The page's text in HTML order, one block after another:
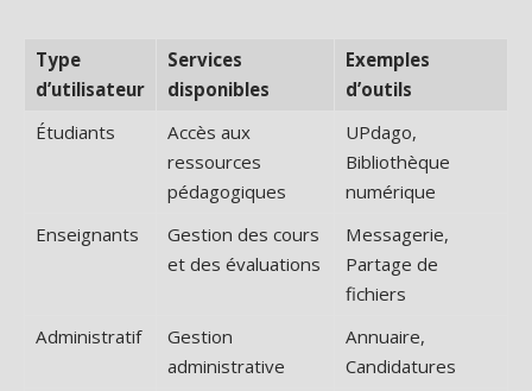
Type
d’utilisateur
Services
disponibles
Exemples
d’outils
Étudiants
Accès aux
ressources
pédagogiques
UPdago,
Bibliothèque
numérique
Enseignants
Gestion des cours
et des évaluations
Messagerie,
Partage de
fichiers
Administratif
Gestion
administrative
Annuaire,
Candidatures